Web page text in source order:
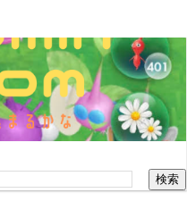
端いくつ集